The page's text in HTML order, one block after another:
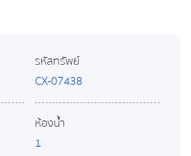
รหัสทรัพย์
CX-07438
ห้องน้ำ
1